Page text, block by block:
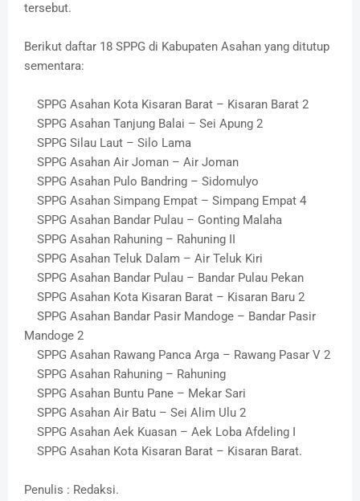
tersebut.
Berikut daftar 18 SPPG di Kabupaten Asahan yang ditutup
sementara:
SPPG Asahan Kota Kisaran Barat – Kisaran Barat 2
SPPG Asahan Tanjung Balai – Sei Apung 2
SPPG Silau Laut – Silo Lama
SPPG Asahan Air Joman – Air Joman
SPPG Asahan Pulo Bandring – Sidomulyo
SPPG Asahan Simpang Empat – Simpang Empat 4
SPPG Asahan Bandar Pulau – Gonting Malaha
SPPG Asahan Rahuning – Rahuning II
SPPG Asahan Teluk Dalam – Air Teluk Kiri
SPPG Asahan Bandar Pulau – Bandar Pulau Pekan
SPPG Asahan Kota Kisaran Barat – Kisaran Baru 2
SPPG Asahan Bandar Pasir Mandoge – Bandar Pasir
Mandoge 2
SPPG Asahan Rawang Panca Arga – Rawang Pasar V 2
SPPG Asahan Rahuning – Rahuning
SPPG Asahan Buntu Pane – Mekar Sari
SPPG Asahan Air Batu – Sei Alim Ulu 2
SPPG Asahan Aek Kuasan – Aek Loba Afdeling I
SPPG Asahan Kota Kisaran Barat – Kisaran Barat.
Penulis : Redaksi.